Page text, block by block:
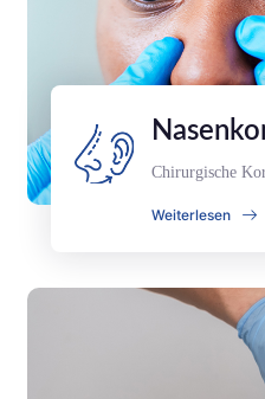
Chirurgische
Weiterlesen